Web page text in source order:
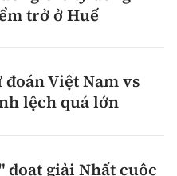
trở ở Huế
Việt Nam vs
lệch quá lớn
đoạt giải Nhất cuộc